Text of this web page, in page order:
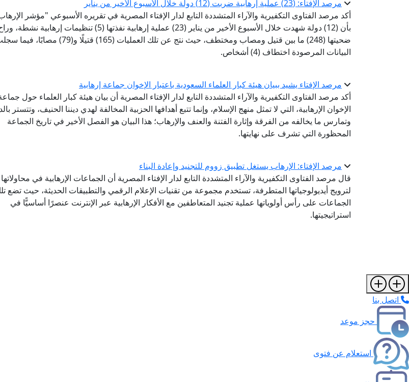
مرصد الإفتاء: (23) عملية إرهابية ضربت (12) دولة خلال الأسبوع الأخير من يناير
أكد مرصد الفتاوى التكفيرية والآراء المتشددة التابع لدار الإفتاء المصرية في تقريره الأسبوعي "مؤشر
بأن (12) دولة شهدت خلال الأسبوع الأخير من يناير (23) عملية إرهابية نفذتها (5) تنظيمات إرهابية نشطة،
ضحيتها (248) ما بين قتيل ومصاب ومختطف، حيث نتج عن تلك العمليات (165) قتيلًا و(79) مصابًا،
البيانات المرصودة اختطاف (4) أشخاص.
مرصد الإفتاء يشيد ببيان هيئة كبار العلماء السعودية باعتبار الإخوان جماعة إرهابية
أكد مرصد الفتاوى التكفيرية والآراء المتشددة التابع لدار الإفتاء المصرية أن بيان هيئة كبار العلماء حول
الإخوان الإرهابية، التي لا تمثل منهج الإسلام، وإنما تتبع أهدافها الحزبية المخالفة لهدي ديننا الحنيف، وتتستر
وتمارس ما يخالفه من الفرقة وإثارة الفتنة والعنف والإرهاب؛ هذا البيان هو الفصل الأخير في تاريخ الجماعة
المحظورة التي تشرف على نهايتها.
مرصد الإفتاء: الإرهاب يستغل تطبيق زووم للتجنيد وإعادة البناء
قال مرصد الفتاوى التكفيرية والآراء المتشددة التابع لدار الإفتاء المصرية أن الجماعات الإرهابية في محاولاتها
لترويج أيديولوجياتها المتطرفة، تستخدم مجموعة من تقنيات الإعلام الرقمي والتطبيقات الحديثة، حيث تضع
الجماعات على رأس أولوياتها عملية تجنيد المتعاطفين مع الأفكار الإرهابية عبر الإنترنت عنصرًا أساسيًّا في
استراتيجيتها.
اتصل بنا
حجز موعد
استعلام عن فتوى